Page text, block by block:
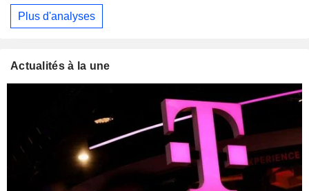
Plus d'analyses
Actualités à la une